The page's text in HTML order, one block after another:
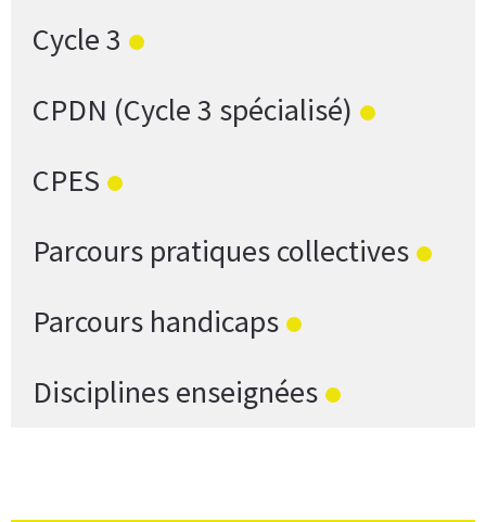
Cycle 3
CPDN (Cycle 3 spécialisé)
CPES
Parcours pratiques collectives
Parcours handicaps
Disciplines enseignées